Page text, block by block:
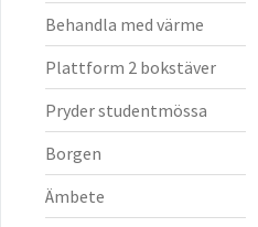
Behandla med värme
Plattform 2 bokstäver
Pryder studentmössa
Borgen
Ämbete